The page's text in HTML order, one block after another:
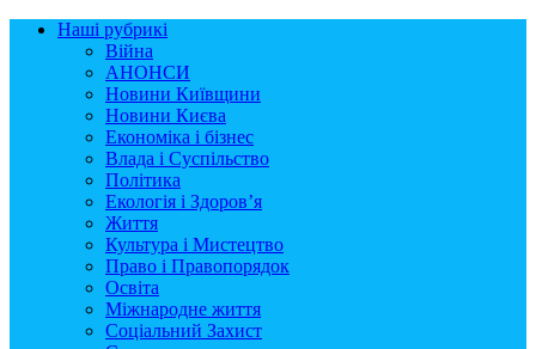
Наші рубрикі
Війна
АНОНСИ
Новини Київщини
Новини Києва
Економіка і бізнес
Влада і Суспільство
Політика
Екологія і Здоров’я
Життя
Культура і Мистецтво
Право і Правопорядок
Освіта
Міжнародне життя
Соціальний Захист